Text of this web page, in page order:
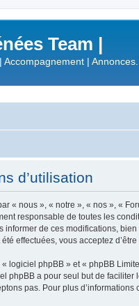
Team |
| Annonces...
d’utilisation
« nous », « notre », « nos », «
responsable de toutes les
de ces modifications,
effectuées, vous acceptez
logiciel phpBB » et « phpBB
phpBB a pour seul but de
pas. Pour plus